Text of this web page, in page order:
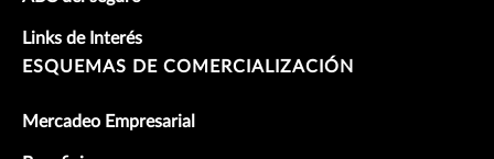
Links de Interés
ESQUEMAS DE COMERCIALIZACIÓN
Mercadeo Empresarial